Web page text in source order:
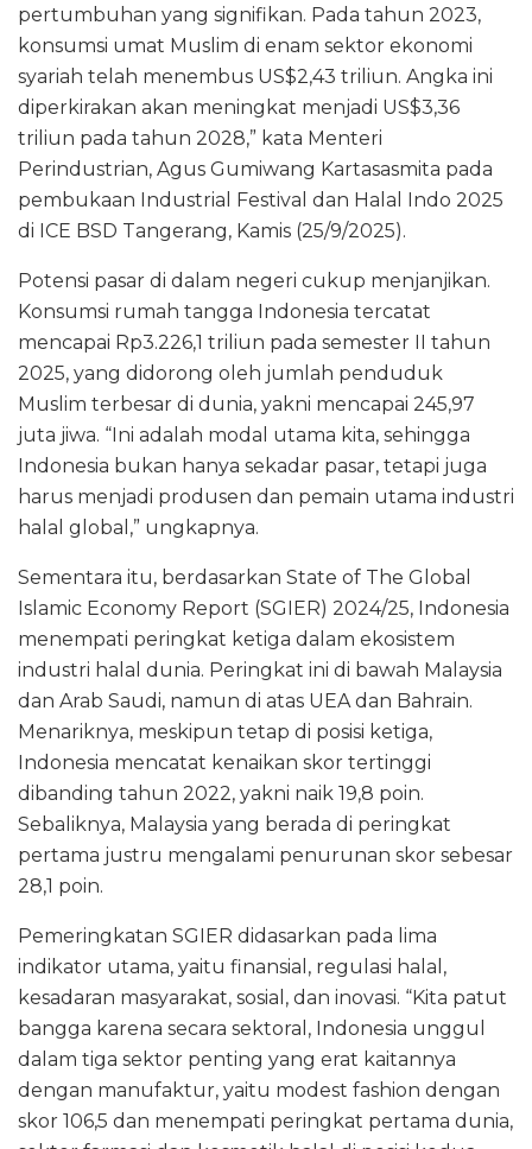
pertumbuhan yang signifikan. Pada tahun 2023,
konsumsi umat Muslim di enam sektor ekonomi
syariah telah menembus US$2,43 triliun. Angka ini
diperkirakan akan meningkat menjadi US$3,36
triliun pada tahun 2028,” kata Menteri
Perindustrian, Agus Gumiwang Kartasasmita pada
pembukaan Industrial Festival dan Halal Indo 2025
di ICE BSD Tangerang, Kamis (25/9/2025).
Potensi pasar di dalam negeri cukup menjanjikan.
Konsumsi rumah tangga Indonesia tercatat
mencapai Rp3.226,1 triliun pada semester II tahun
2025, yang didorong oleh jumlah penduduk
Muslim terbesar di dunia, yakni mencapai 245,97
juta jiwa. “Ini adalah modal utama kita, sehingga
Indonesia bukan hanya sekadar pasar, tetapi juga
harus menjadi produsen dan pemain utama industri
halal global,” ungkapnya.
Sementara itu, berdasarkan State of The Global
Islamic Economy Report (SGIER) 2024/25, Indonesia
menempati peringkat ketiga dalam ekosistem
industri halal dunia. Peringkat ini di bawah Malaysia
dan Arab Saudi, namun di atas UEA dan Bahrain.
Menariknya, meskipun tetap di posisi ketiga,
Indonesia mencatat kenaikan skor tertinggi
dibanding tahun 2022, yakni naik 19,8 poin.
Sebaliknya, Malaysia yang berada di peringkat
pertama justru mengalami penurunan skor sebesar
28,1 poin.
Pemeringkatan SGIER didasarkan pada lima
indikator utama, yaitu finansial, regulasi halal,
kesadaran masyarakat, sosial, dan inovasi. “Kita patut
bangga karena secara sektoral, Indonesia unggul
dalam tiga sektor penting yang erat kaitannya
dengan manufaktur, yaitu modest fashion dengan
skor 106,5 dan menempati peringkat pertama dunia,